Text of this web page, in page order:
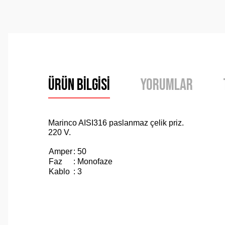
Ürün Bilgisi Yorumlar
Marinco AISI316 paslanmaz çelik priz.
220 V.
Amper: 50
Faz
: Monofaze
Kablo : 3